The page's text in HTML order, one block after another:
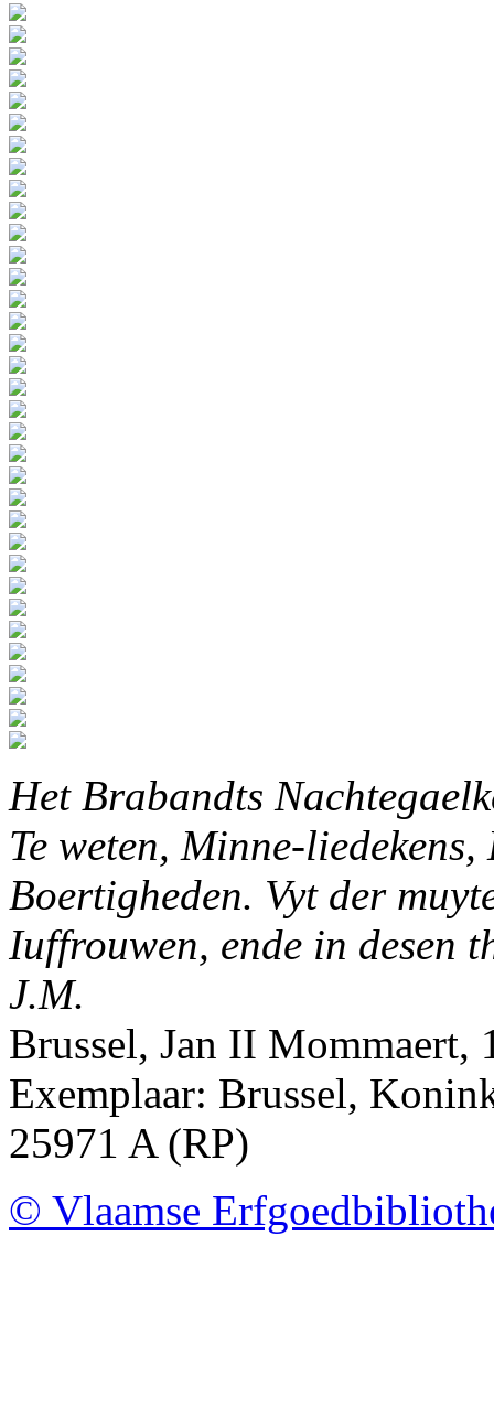
Het Brabandts
Te weten, Minne-
Boertigheden. Vyt der
Iuffrouwen, ende in desen
J.M.
Brussel, Jan II Mommaert,
Exemplaar: Brussel,
25971 A (RP)
© Vlaamse